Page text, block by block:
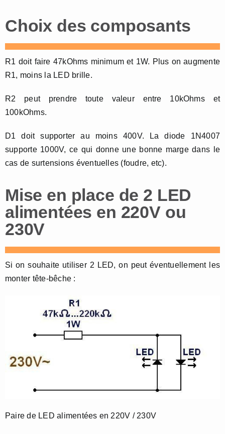
Choix des composants
R1 doit faire 47kOhms minimum et 1W. Plus on augmente
R1, moins la LED brille.
R2 peut prendre toute valeur entre 10kOhms et
100kOhms.
D1 doit supporter au moins 400V. La diode 1N4007
supporte 1000V, ce qui donne une bonne marge dans le
cas de surtensions éventuelles (foudre, etc).
Mise en place de 2 LED
alimentées en 220V ou
230V
Si on souhaite utiliser 2 LED, on peut éventuellement les
monter tête-bêche :
Paire de LED alimentées en 220V / 230V